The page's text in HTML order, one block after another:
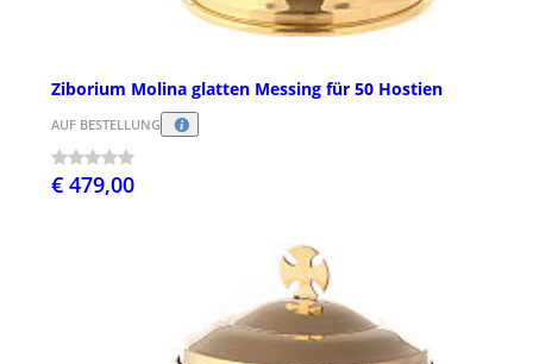
Ziborium Molina glatten Messing für 50 Hostien
AUF BESTELLUNG
€ 479,00